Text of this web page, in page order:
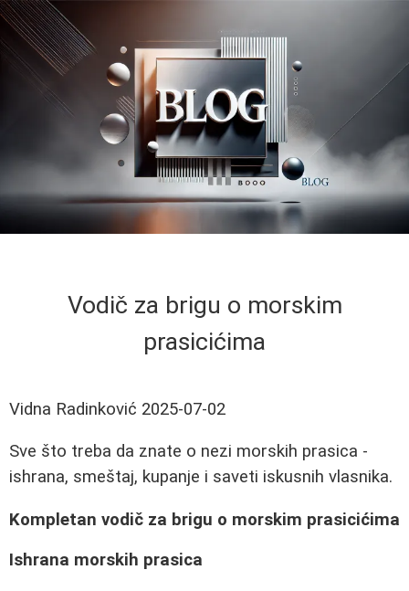
Vodič za brigu o morskim
prasicićima
Vidna Radinković 2025-07-02
Sve što treba da znate o nezi morskih prasica -
ishrana, smeštaj, kupanje i saveti iskusnih vlasnika.
Kompletan vodič za brigu o morskim prasicićima
Ishrana morskih prasica